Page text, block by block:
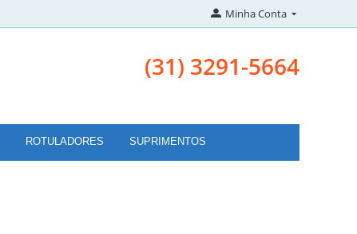
Minha Conta
(31) 3291-5664
ROTULADORES SUPRIMENTOS